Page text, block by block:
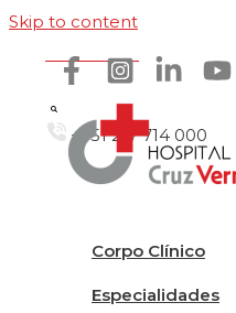
Skip to content
Como chegar
+351 217 714 000
Corpo Clínico
Especialidades